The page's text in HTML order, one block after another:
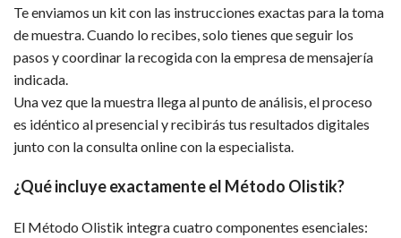
Te enviamos un kit con las instrucciones exactas para la toma
de muestra. Cuando lo recibes, solo tienes que seguir los
pasos y coordinar la recogida con la empresa de mensajería
indicada.
Una vez que la muestra llega al punto de análisis, el proceso
es idéntico al presencial y recibirás tus resultados digitales
junto con la consulta online con la especialista.
¿Qué incluye exactamente el Método Olistik?
El Método Olistik integra cuatro componentes esenciales: